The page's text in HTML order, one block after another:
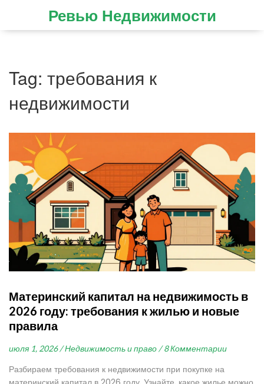
Ревью Недвижимости
Tag: требования к
недвижимости
Материнский капитал на недвижимость в
2026 году: требования к жилью и новые
правила
июля 1, 2026 / Недвижимость и право / 8 Комментарии
Разбираем требования к недвижимости при покупке на